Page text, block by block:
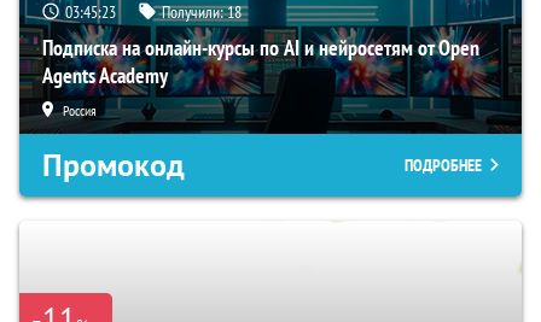
03:45:22 Получили:18
Подписка на онлайн-курсы по AI и нейросетям от Open
Agents Academy
Россия
Промокод ПОДРОБНЕЕ